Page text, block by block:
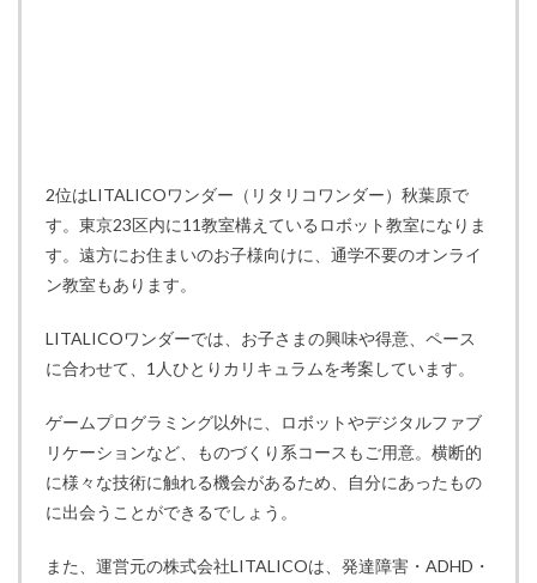
2位はLITALICOワンダー（リタリコワンダー）秋葉原で
す。東京23区内に11教室構えているロボット教室になりま
す。遠方にお住まいのお子様向けに、通学不要のオンライ
ン教室もあります。
LITALICOワンダーでは、お子さまの興味や得意、ペース
に合わせて、1人ひとりカリキュラムを考案しています。
ゲームプログラミング以外に、ロボットやデジタルファブ
リケーションなど、ものづくり系コースもご用意。横断的
に様々な技術に触れる機会があるため、自分にあったもの
に出会うことができるでしょう。
また、運営元の株式会社LITALICOは、発達障害・ADHD・